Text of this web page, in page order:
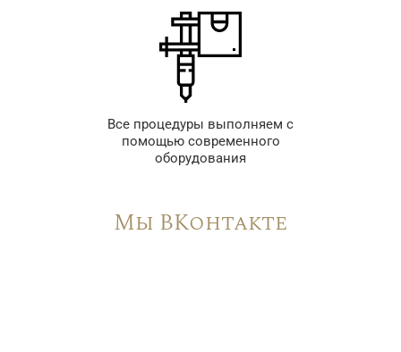
Все процедуры выполняем с
помощью современного
оборудования
Мы ВКонтакте